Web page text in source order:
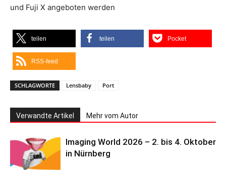
und Fuji X angeboten werden
teilen teilen Pocket
RSS-feed
SCHLAGWORTE Lensbaby Port
Verwandte Artikel Mehr vom Autor
Imaging World 2026 – 2. bis 4. Oktober
in Nürnberg